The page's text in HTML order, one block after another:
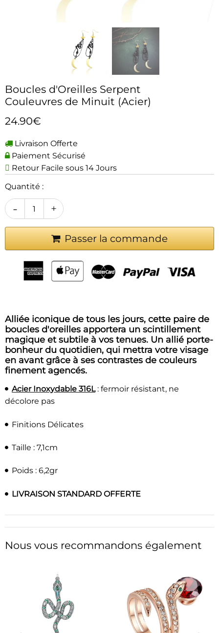
Boucles d'Oreilles Serpent
Couleuvres de Minuit (Acier)
24.90€
Livraison Offerte
Paiement Sécurisé
Retour Facile sous 14 Jours
Quantité :
+
-
Passer la commande
Alliée iconique de tous les jours, cette paire de
boucles d'oreilles apportera un scintillement
magique et subtile à vos tenues. Un allié porte-
bonheur du quotidien, qui mettra votre visage
en avant grâce à ses contrastes de couleurs
finement agencés.
Acier Inoxydable 316L: fermoir résistant, ne
décolore pas
Finitions Délicates
Taille : 7,1cm
Poids : 6,2gr
LIVRAISON STANDARD OFFERTE
Nous vous recommandons également